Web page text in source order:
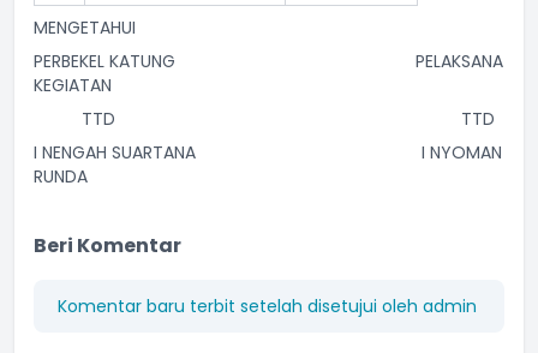
MENGETAHUI
PERBEKEL KATUNG PELAKSANA
KEGIATAN
TTD TTD
I NENGAH SUARTANA I NYOMAN
RUNDA
Beri Komentar
Komentar baru terbit setelah disetujui oleh admin